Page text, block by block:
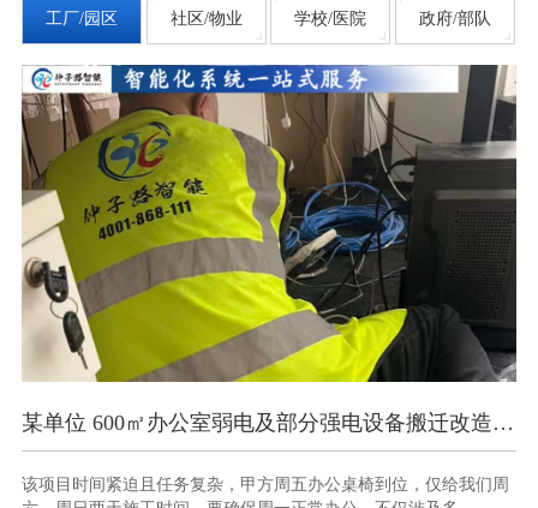
工厂/园区 社区/物业 学校/医院 政府/部队
某单位 600㎡办公室弱电及部分强电设备搬迁改造项目
位，仅给我们周
南京某部办公楼智能化弱电项目
此项目时间紧、任务重，10 天内要完成多种智能化